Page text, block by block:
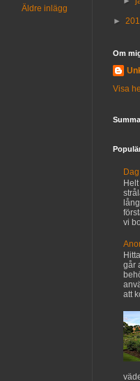
Äldre inlägg
►
Om
Visa
vi
går
att